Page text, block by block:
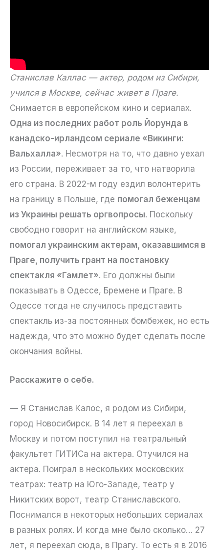
Станислав Каллас — актер, родом из Сибири,
учился в Москве, сейчас живет в Праге.
Снимается в европейском кино и сериалах.
Одна из последних работ роль Йорунда в
канадско-ирландсом сериале «Викинги:
Вальхалла». Несмотря на то, что давно уехал
из России, переживает за то, что натворила
его страна. В 2022-м году ездил волонтерить
на границу в Польше, где помогал беженцам
из Украины решать оргвопросы. Поскольку
свободно говорит на английском языке,
помогал украинским актерам, оказавшимся в
Праге, получить грант на постановку
спектакля «Гамлет». Его должны были
показывать в Одессе, Бремене и Праге. В
Одессе тогда не случилось представить
спектакль из-за постоянных бомбежек, но есть
надежда, что это можно будет сделать после
окончания войны.
Расскажите о себе.
— Я Станислав Калос, я родом из Сибири,
город Новосибирск. В 14 лет я переехал в
Москву и потом поступил на театральный
факультет ГИТИСа на актера. Отучился на
актера. Поиграл в нескольких московских
театрах: театр на Юго-Западе, театр у
Никитских ворот, театр Станиславского.
Поснимался в некоторых небольших сериалах
в разных ролях. И когда мне было сколько… 27
лет, я переехал сюда, в Прагу. То есть я в 2016